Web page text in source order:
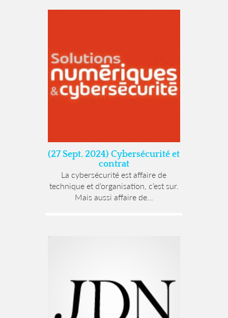
(27 Sept. 2024) Cybersécurité et
contrat
La cybersécurité est affaire de
technique et d’organisation, c’est sur.
Mais aussi affaire de...